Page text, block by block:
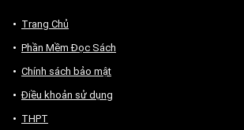
Trang Chủ
Phần Mềm Đọc Sách
Chính sách bảo mật
Điều khoản sử dụng
THPT